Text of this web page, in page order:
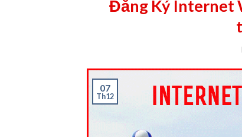
Đăng Ký Internet
07
Th12